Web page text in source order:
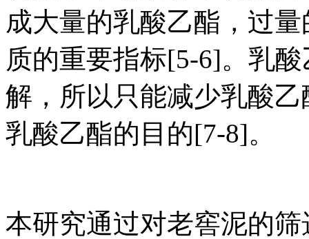
成大量的乳酸乙酯，过
质的重要指标[5-6]。乳
解，所以只能减少乳酸
乳酸乙酯的目的[7-8]。
本研究通过对老窖泥的